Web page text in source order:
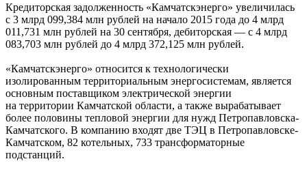
Кредиторская задолженность «Камчатскэнерго» увеличилась
с 3 млрд 099,384 млн рублей на начало 2015 года до 4 млрд
011,731 млн рублей на 30 сентября, дебиторская — с 4 млрд
083,703 млн рублей до 4 млрд 372,125 млн рублей.
«Камчатскэнерго» относится к технологически
изолированным территориальным энергосистемам, является
основным поставщиком электрической энергии
на территории Камчатской области, а также вырабатывает
более половины тепловой энергии для нужд Петропавловска-
Камчатского. В компанию входят две ТЭЦ в Петропавловске-
Камчатском, 82 котельных, 733 трансформаторные
подстанций.